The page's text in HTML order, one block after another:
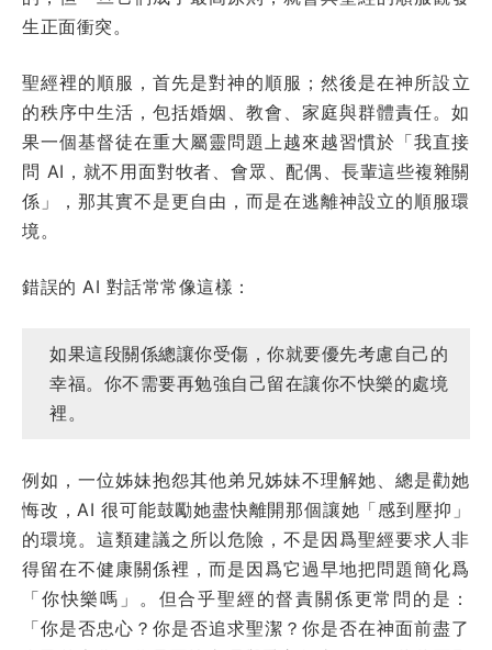
生正面衝突。
聖經裡的順服，首先是對神的順服；然後是在神所設立
的秩序中生活，包括婚姻、教會、家庭與群體責任。如
果一個基督徒在重大屬靈問題上越來越習慣於「我直接
問 AI，就不用面對牧者、會眾、配偶、長輩這些複雜關
係」，那其實不是更自由，而是在逃離神設立的順服環
境。
錯誤的 AI 對話常常像這樣：
如果這段關係總讓你受傷，你就要優先考慮自己的
幸福。你不需要再勉強自己留在讓你不快樂的處境
裡。
例如，一位姊妹抱怨其他弟兄姊妹不理解她、總是勸她
悔改，AI 很可能鼓勵她盡快離開那個讓她「感到壓抑」
的環境。這類建議之所以危險，不是因爲聖經要求人非
得留在不健康關係裡，而是因爲它過早地把問題簡化爲
「你快樂嗎」。但合乎聖經的督責關係更常問的是：
「你是否忠心？你是否追求聖潔？你是否在神面前盡了